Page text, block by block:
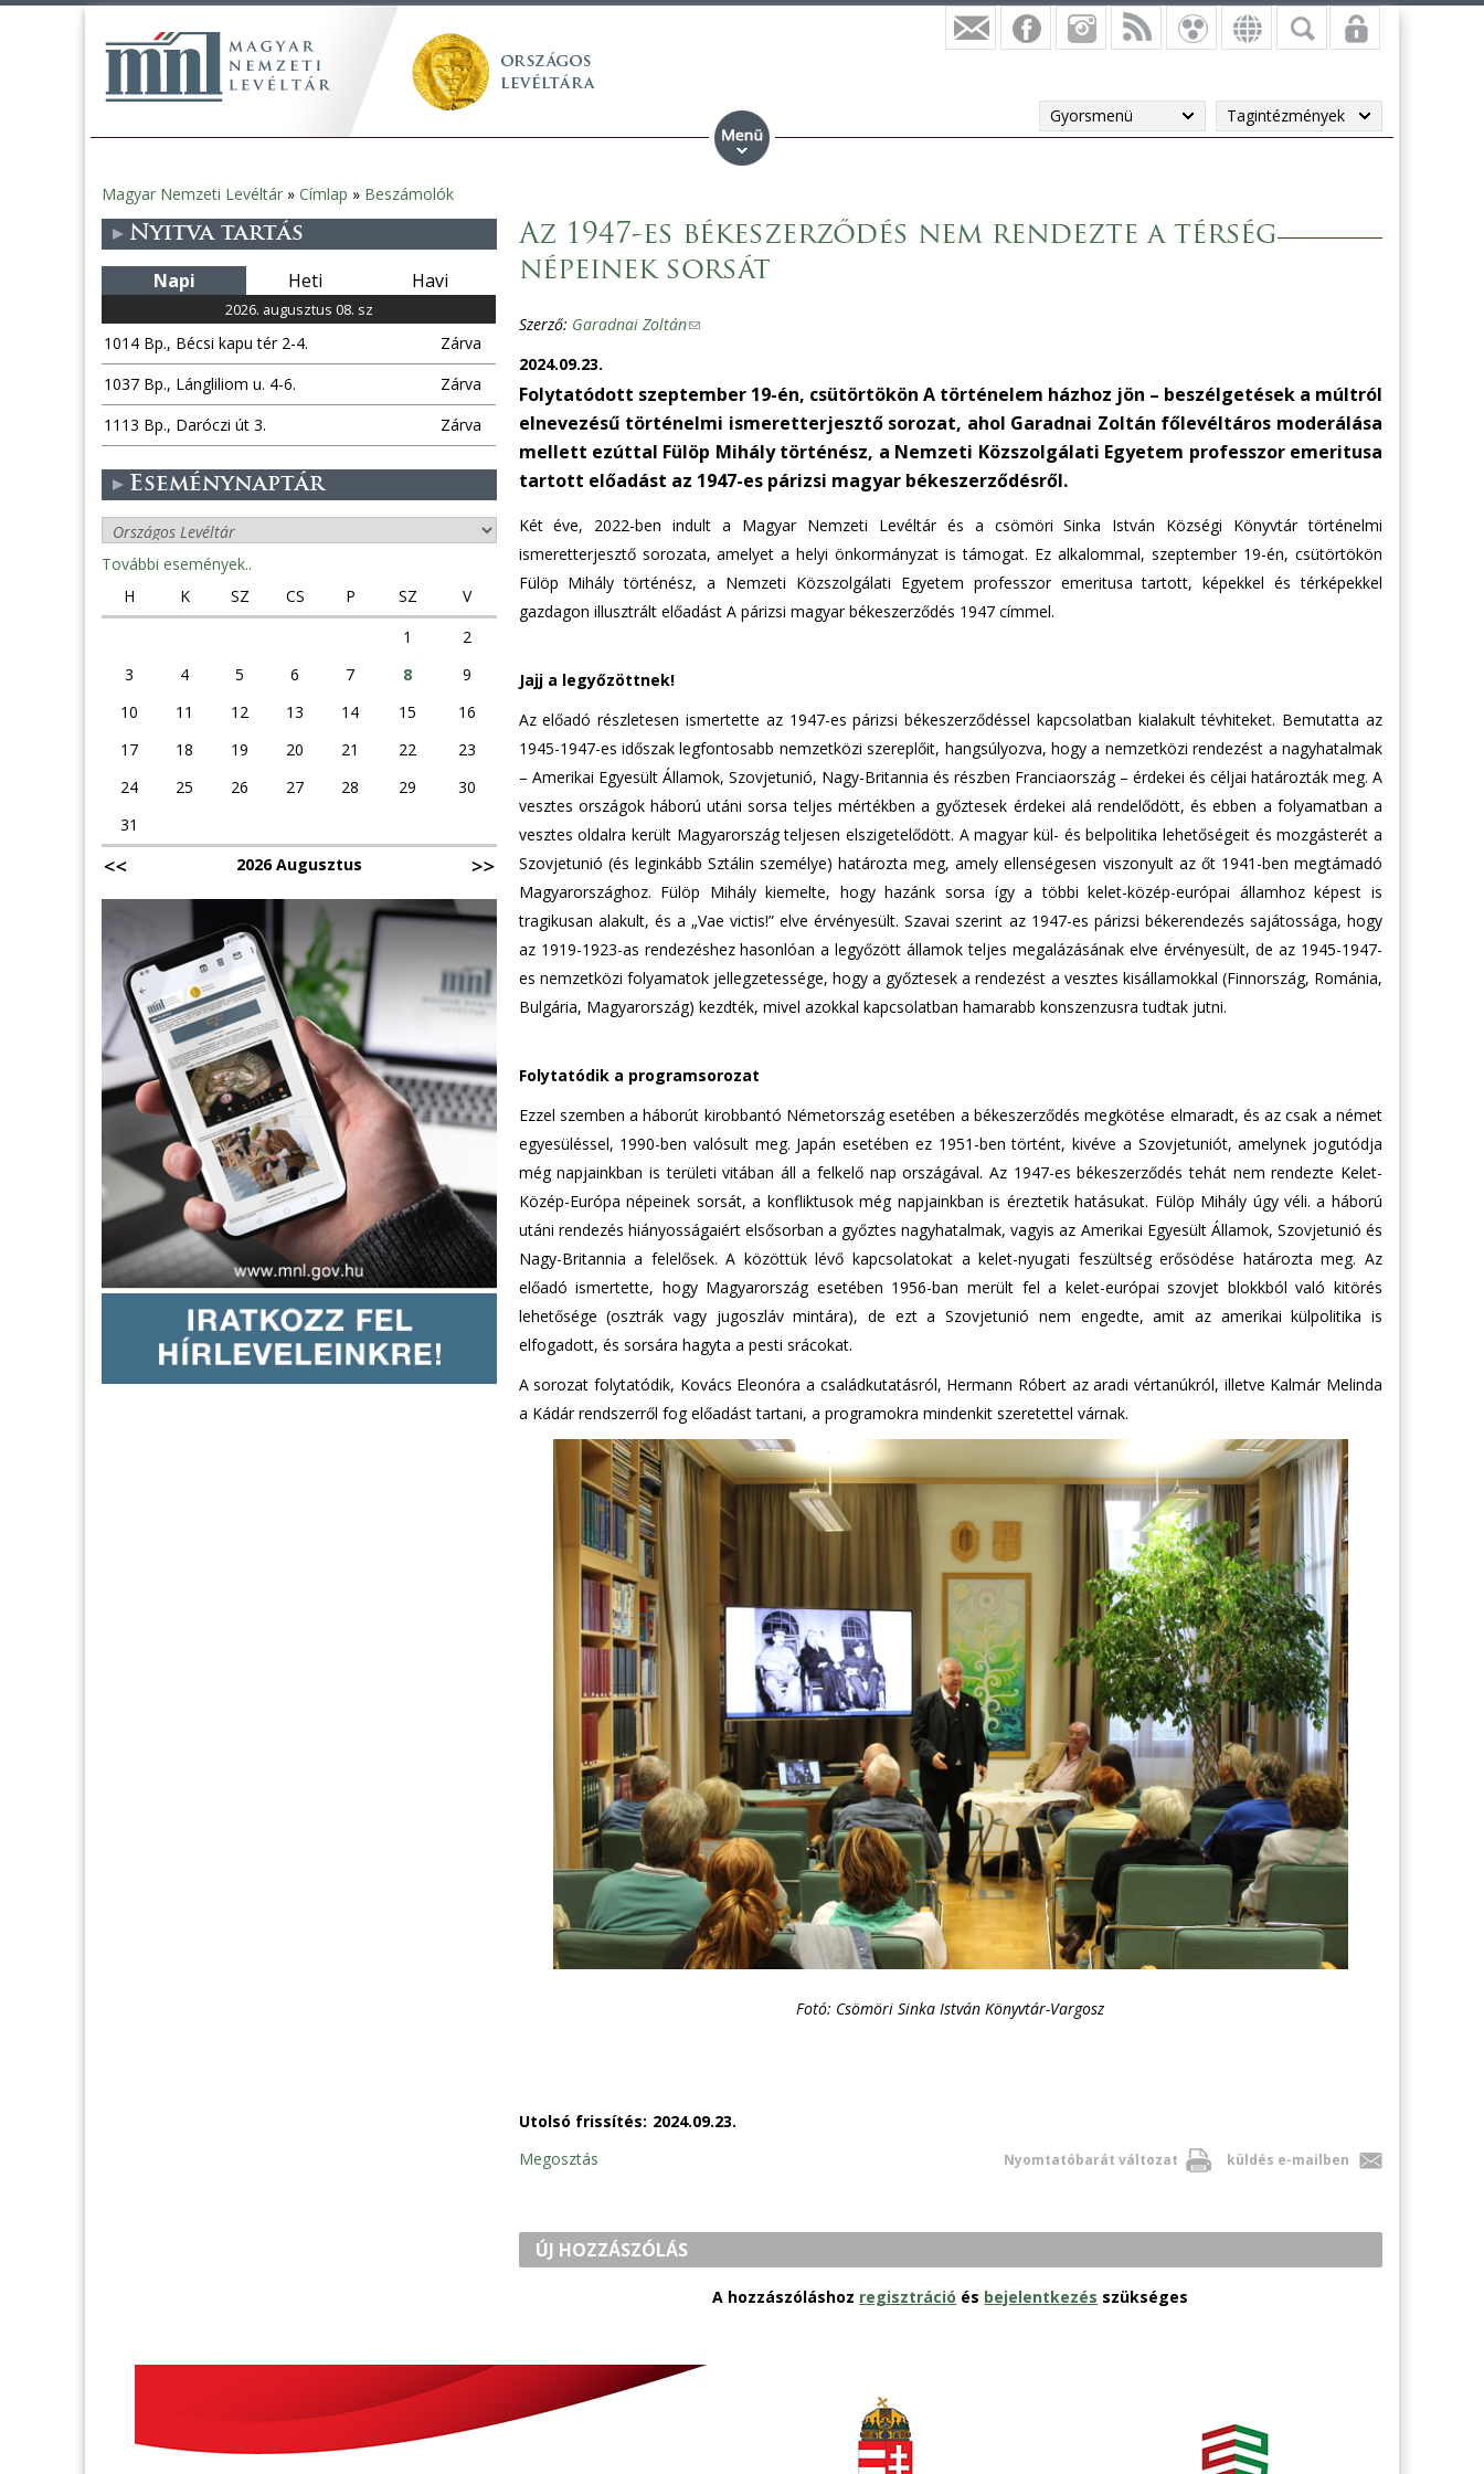
Gyorsmenü Tagintézmények
Jelenlegi
hely
Magyar Nemzeti Levéltár » Címlap » Beszámolók
Az 1947-es békeszerződés nem rendezte a térség
népeinek sorsát
Szerző: Garadnai Zoltán(
n
k
s
e
d
s
e
-
l
)
2024.09.23.
Folytatódott szeptember 19-én, csütörtökön A történelem házhoz jön – beszélgetések a múltról
elnevezésű történelmi ismeretterjesztő sorozat, ahol Garadnai Zoltán főlevéltáros moderálása
mellett ezúttal Fülöp Mihály történész, a Nemzeti Közszolgálati Egyetem professzor emeritusa
tartott előadást az 1947-es párizsi magyar békeszerződésről.
Két éve, 2022-ben indult a Magyar Nemzeti Levéltár és a csömöri Sinka István Községi Könyvtár történelmi
ismeretterjesztő sorozata, amelyet a helyi önkormányzat is támogat. Ez alkalommal, szeptember 19-én, csütörtökön
Fülöp Mihály történész, a Nemzeti Közszolgálati Egyetem professzor emeritusa tartott, képekkel és térképekkel
gazdagon illusztrált előadást A párizsi magyar békeszerződés 1947 címmel.
Jajj a legyőzöttnek!
Az előadó részletesen ismertette az 1947-es párizsi békeszerződéssel kapcsolatban kialakult tévhiteket. Bemutatta az
1945-1947-es időszak legfontosabb nemzetközi szereplőit, hangsúlyozva, hogy a nemzetközi rendezést a nagyhatalmak
– Amerikai Egyesült Államok, Szovjetunió, Nagy-Britannia és részben Franciaország – érdekei és céljai határozták meg. A
vesztes országok háború utáni sorsa teljes mértékben a győztesek érdekei alá rendelődött, és ebben a folyamatban a
vesztes oldalra került Magyarország teljesen elszigetelődött. A magyar kül- és belpolitika lehetőségeit és mozgásterét a
Szovjetunió (és leginkább Sztálin személye) határozta meg, amely ellenségesen viszonyult az őt 1941-ben megtámadó
Magyarországhoz. Fülöp Mihály kiemelte, hogy hazánk sorsa így a többi kelet-közép-európai államhoz képest is
tragikusan alakult, és a „Vae victis!” elve érvényesült. Szavai szerint az 1947-es párizsi békerendezés sajátossága, hogy
az 1919-1923-as rendezéshez hasonlóan a legyőzött államok teljes megalázásának elve érvényesült, de az 1945-1947-
es nemzetközi folyamatok jellegzetessége, hogy a győztesek a rendezést a vesztes kisállamokkal (Finnország, Románia,
Bulgária, Magyarország) kezdték, mivel azokkal kapcsolatban hamarabb konszenzusra tudtak jutni.
Folytatódik a programsorozat
Ezzel szemben a háborút kirobbantó Németország esetében a békeszerződés megkötése elmaradt, és az csak a német
egyesüléssel, 1990-ben valósult meg. Japán esetében ez 1951-ben történt, kivéve a Szovjetuniót, amelynek jogutódja
még napjainkban is területi vitában áll a felkelő nap országával. Az 1947-es békeszerződés tehát nem rendezte Kelet-
Közép-Európa népeinek sorsát, a konfliktusok még napjainkban is éreztetik hatásukat. Fülöp Mihály úgy véli. a háború
utáni rendezés hiányosságaiért elsősorban a győztes nagyhatalmak, vagyis az Amerikai Egyesült Államok, Szovjetunió és
Nagy-Britannia a felelősek. A közöttük lévő kapcsolatokat a kelet-nyugati feszültség erősödése határozta meg. Az
előadó ismertette, hogy Magyarország esetében 1956-ban merült fel a kelet-európai szovjet blokkból való kitörés
lehetősége (osztrák vagy jugoszláv mintára), de ezt a Szovjetunió nem engedte, amit az amerikai külpolitika is
elfogadott, és sorsára hagyta a pesti srácokat.
A sorozat folytatódik, Kovács Eleonóra a családkutatásról, Hermann Róbert az aradi vértanúkról, illetve Kalmár Melinda
a Kádár rendszerről fog előadást tartani, a programokra mindenkit szeretettel várnak.
Fotó: Csömöri Sinka István Könyvtár-Vargosz
Utolsó frissítés: 2024.09.23.
Nyomtatóbarát változat küldés e-mailben
Megosztás
ÚJ HOZZÁSZÓLÁS
A hozzászóláshoz regisztráció és bejelentkezés szükséges
Nyitva tartás
Napi Heti Havi
2026. augusztus 08. sz
1014 Bp., Bécsi kapu tér 2-4.
Zárva
1037 Bp., Lángliliom u. 4-6.
Zárva
1113 Bp., Daróczi út 3.
Zárva
Eseménynaptár
További események..
H
K SZ CS P SZ
V
1
2
3
4 5 6 7 8
9
10
11 12 13 14 15
16
17
18 19 20 21 22
23
24
25 26 27 28 29
30
31
2026 Augusztus